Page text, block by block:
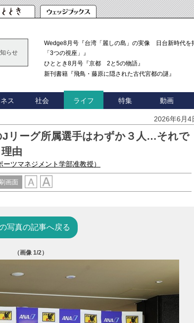
らせ
Wedge8月号『台湾「麗しの島」の実像 日台新時代を
「3つの視座」』
ひととき8月号『京都 2と5の物語』
新刊書籍『飛鳥・藤原に隠された古代宮都の謎』
ス 社会 ライフ 特集 動画
2026年6月4
Jリーグ所属選手はわずか３人…それで
由
ツマネジメント学部准教授）
画面
写真の記事へ戻る
（画像1/2）